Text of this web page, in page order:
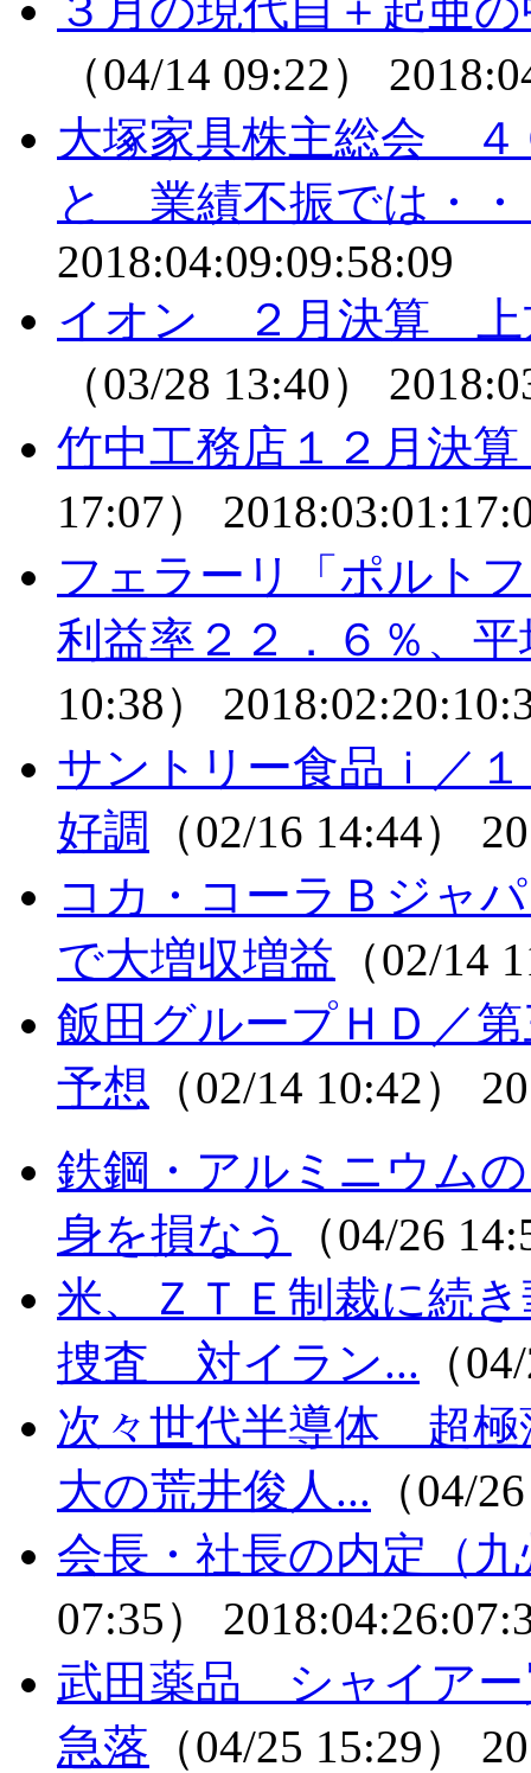
３月の現代自＋起亜
（04/14 09:22）
大塚家具株主総会
と 業績不振では・・
2018:04:09:09:58:09
イオン ２月決算 上
（03/28 13:40）
竹中工務店１２月決
17:07）
フェラーリ「ポルト
利益率２２．６％、
10:38）
サントリー食品ｉ／
好調
（02/16 14:44）
コカ・コーラＢジャ
で大増収増益 （02/14
飯田グループＨＤ／
予想 （02/14 10:42）
鉄鋼・アルミニウム
身を損なう
（04/26
米、ＺＴＥ制裁に続
捜査 対イラン... （
次々世代半導体 超極
大の荒井俊人... （04/
会長・社長の内定（
07:35）
武田薬品 シャイア
急落 （04/25 15:29）